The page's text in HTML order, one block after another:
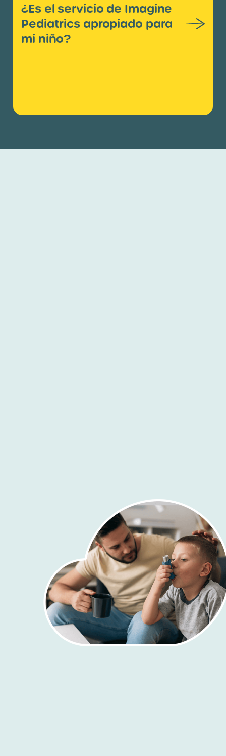
¿Es el servicio de Imagine
Pediatrics apropiado para
mi niño?